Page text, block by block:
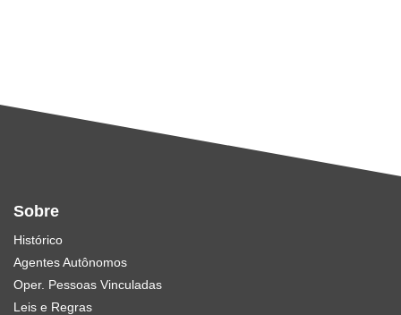
Sobre
Histórico
Agentes Autônomos
Oper. Pessoas Vinculadas
Leis e Regras